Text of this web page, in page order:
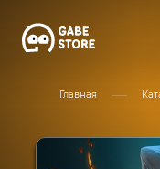
Главная